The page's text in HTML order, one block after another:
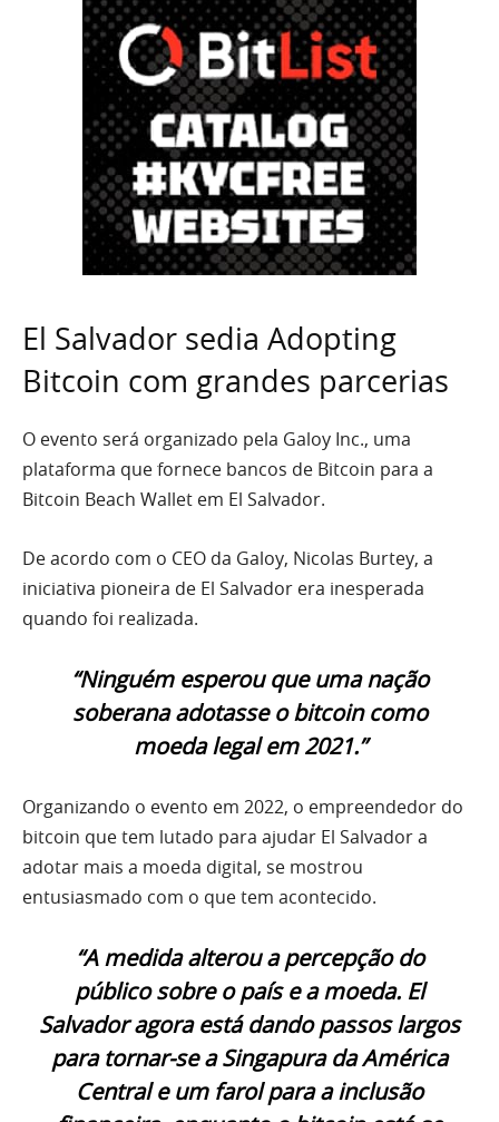
El Salvador sedia Adopting
Bitcoin com grandes parcerias
O evento será organizado pela Galoy Inc., uma
plataforma que fornece bancos de Bitcoin para a
Bitcoin Beach Wallet em El Salvador.
De acordo com o CEO da Galoy, Nicolas Burtey, a
iniciativa pioneira de El Salvador era inesperada
quando foi realizada.
“Ninguém esperou que uma nação
soberana adotasse o bitcoin como
moeda legal em 2021.”
Organizando o evento em 2022, o empreendedor do
bitcoin que tem lutado para ajudar El Salvador a
adotar mais a moeda digital, se mostrou
entusiasmado com o que tem acontecido.
“A medida alterou a percepção do
público sobre o país e a moeda. El
Salvador agora está dando passos largos
para tornar-se a Singapura da América
Central e um farol para a inclusão